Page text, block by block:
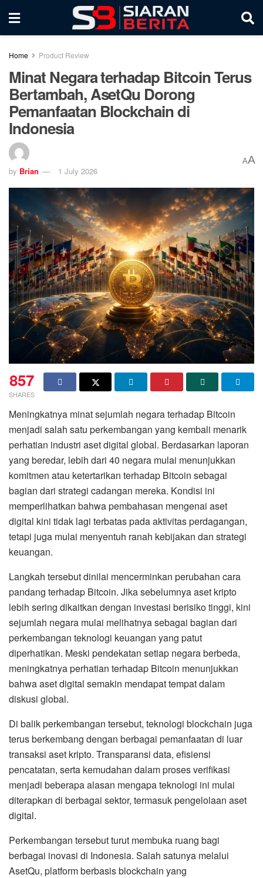
Home Product Review
Minat Negara terhadap Bitcoin Terus
Bertambah, AsetQu Dorong
Pemanfaatan Blockchain di
Indonesia
by Brian 1 July 2026
AA
857
SHARES
Meningkatnya minat sejumlah negara terhadap Bitcoin
menjadi salah satu perkembangan yang kembali menarik
perhatian industri aset digital global. Berdasarkan laporan
yang beredar, lebih dari 40 negara mulai menunjukkan
komitmen atau ketertarikan terhadap Bitcoin sebagai
bagian dari strategi cadangan mereka. Kondisi ini
memperlihatkan bahwa pembahasan mengenai aset
digital kini tidak lagi terbatas pada aktivitas perdagangan,
tetapi juga mulai menyentuh ranah kebijakan dan strategi
keuangan.
Langkah tersebut dinilai mencerminkan perubahan cara
pandang terhadap Bitcoin. Jika sebelumnya aset kripto
lebih sering dikaitkan dengan investasi berisiko tinggi, kini
sejumlah negara mulai melihatnya sebagai bagian dari
perkembangan teknologi keuangan yang patut
diperhatikan. Meski pendekatan setiap negara berbeda,
meningkatnya perhatian terhadap Bitcoin menunjukkan
bahwa aset digital semakin mendapat tempat dalam
diskusi global.
Di balik perkembangan tersebut, teknologi blockchain juga
terus berkembang dengan berbagai pemanfaatan di luar
transaksi aset kripto. Transparansi data, efisiensi
pencatatan, serta kemudahan dalam proses verifikasi
menjadi beberapa alasan mengapa teknologi ini mulai
diterapkan di berbagai sektor, termasuk pengelolaan aset
digital.
Perkembangan tersebut turut membuka ruang bagi
berbagai inovasi di Indonesia. Salah satunya melalui
AsetQu, platform berbasis blockchain yang